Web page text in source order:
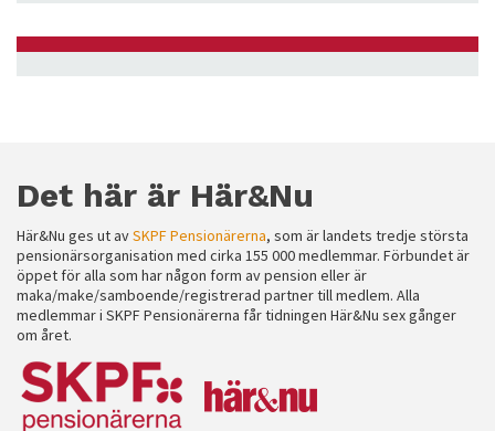
Det här är Här&Nu
Här&Nu ges ut avSKPF Pensionärerna, som är landets tredje största
pensionärsorganisation med cirka 155 000 medlemmar. Förbundet är
öppet för alla som har någon form av pension eller är
maka/make/samboende/registrerad partner till medlem. Alla
medlemmar i SKPF Pensionärerna får tidningen Här&Nu sex gånger
om året.